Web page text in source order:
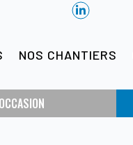
NOS CHANTIERS